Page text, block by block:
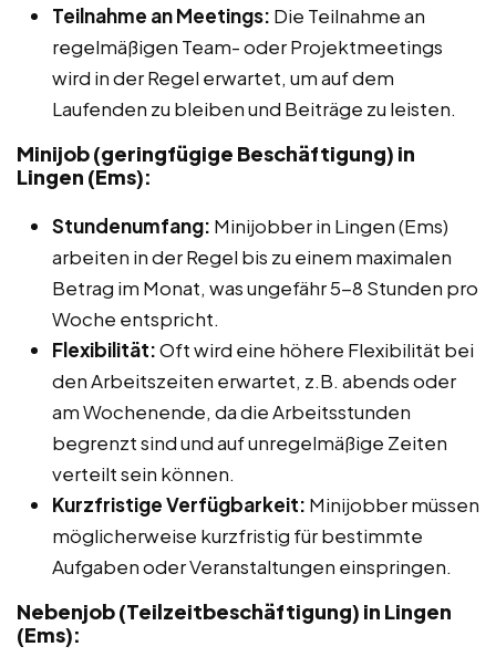
Teilnahme an Meetings: Die Teilnahme an
regelmäßigen Team- oder Projektmeetings
wird in der Regel erwartet, um auf dem
Laufenden zu bleiben und Beiträge zu leisten.
Minijob (geringfügige Beschäftigung) in
Lingen (Ems):
Stundenumfang: Minijobber in Lingen (Ems)
arbeiten in der Regel bis zu einem maximalen
Betrag im Monat, was ungefähr 5-8 Stunden pro
Woche entspricht.
Flexibilität:Oft wird eine höhere Flexibilität bei
den Arbeitszeiten erwartet, z.B. abends oder
am Wochenende, da die Arbeitsstunden
begrenzt sind und auf unregelmäßige Zeiten
verteilt sein können.
Kurzfristige Verfügbarkeit: Minijobber müssen
möglicherweise kurzfristig für bestimmte
Aufgaben oder Veranstaltungen einspringen.
Nebenjob (Teilzeitbeschäftigung) in Lingen
(Ems):